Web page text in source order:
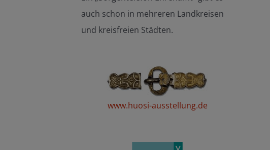
auch schon in mehreren Landkreisen
und kreisfreien Städten.
www.huosi-ausstellung.de